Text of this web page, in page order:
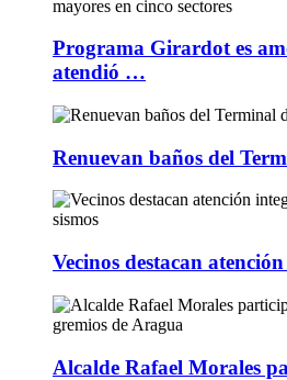
Programa Girardot es
atendió …
Renuevan baños del
Vecinos destacan
Alcalde Rafael Morales